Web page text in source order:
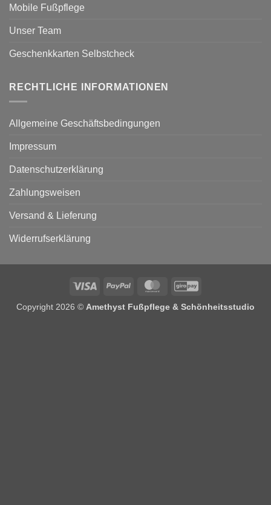
Mobile Fußpflege
Unser Team
Geschenkkarten Selbstcheck
RECHTLICHE INFORMATIONEN
Allgemeine Geschäftsbedingungen
Impressum
Datenschutzerklärung
Zahlungsweisen
Versand & Lieferung
Widerrufserklärung
Visa PayPal MasterCardGiroPay
Copyright 2026 © Amethyst Fußpflege & Schönheitsstudio